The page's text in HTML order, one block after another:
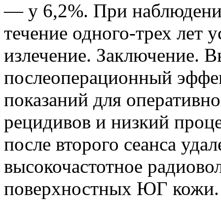
— у 6,2%. При
течение одного-трех лет
излечение. Заключение.
послеоперационный
показаний для
рецидивов и низкий
после второго сеанса
высокочастотное
поверхностных ЮГ кожи.